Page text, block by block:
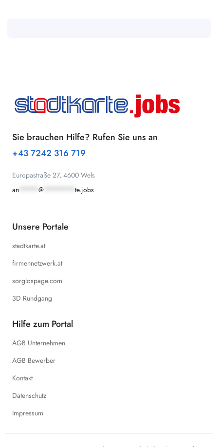
Sie brauchen Hilfe? Rufen Sie uns an
+43 7242 316 719
Europastraße 27, 4600 Wels
an
@ te.jobs
Unsere Portale
stadtkarte.at
firmennetzwerk.at
sorglospage.com
3D Rundgang
Hilfe zum Portal
AGB Unternehmen
AGB Bewerber
Kontakt
Datenschutz
Impressum